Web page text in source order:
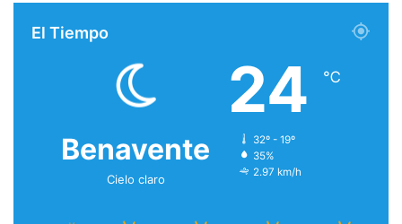
El Tiempo
Benavente
Cielo claro
24 ℃
32º - 19º
35%
2.97 km/h